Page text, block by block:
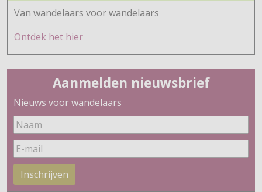
Van wandelaars voor wandelaars
Ontdek het hier
Aanmelden nieuwsbrief
Nieuws voor wandelaars
Inschrijven